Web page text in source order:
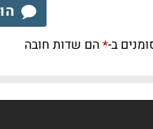
ב-*הם שדות חובה